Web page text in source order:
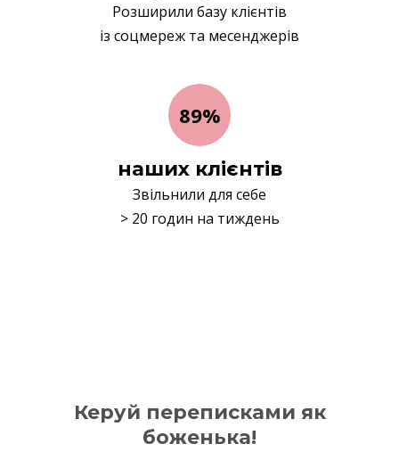
Розширили базу клієнтів
із соцмереж та месенджерів
89%
наших клієнтів
Звільнили для себе
> 20 годин на тиждень
Керуй переписками як
боженька!